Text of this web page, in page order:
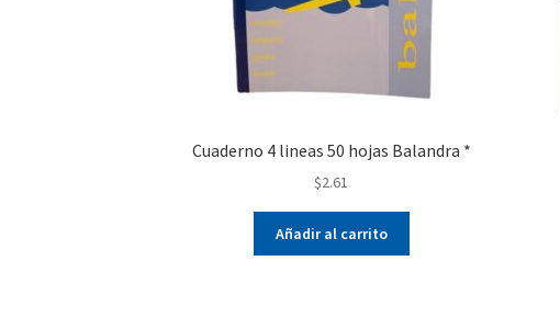
Cuaderno 4 lineas 50 hojas Balandra *
$2.61
Añadir al carrito